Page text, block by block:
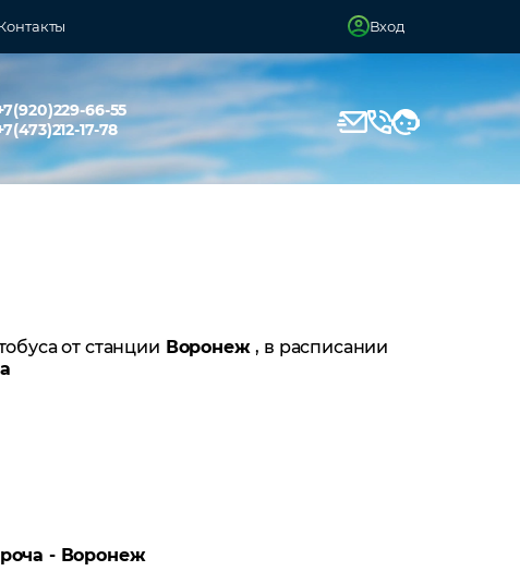
Вход
66-55
17-78
от станции Воронеж, в расписании
- Воронеж